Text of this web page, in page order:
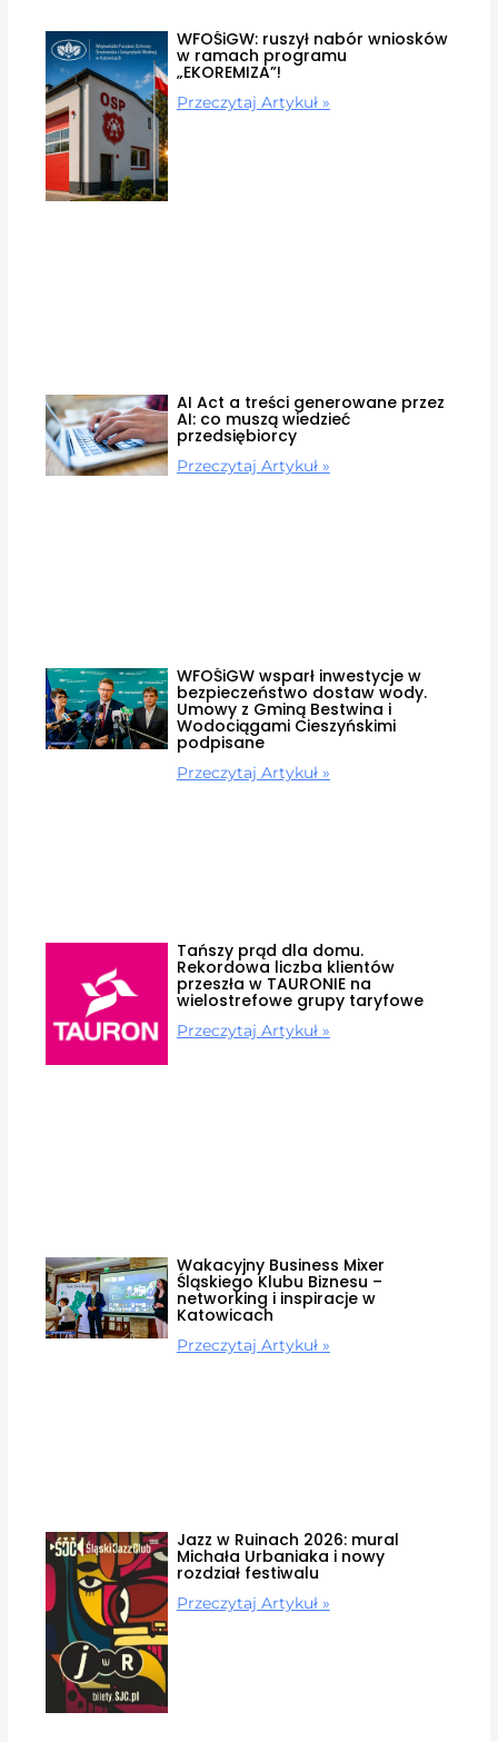
WFOŚiGW: ruszył nabór wniosków
w ramach programu
„EKOREMIZA”!
Przeczytaj Artykuł »
AI Act a treści generowane przez
AI: co muszą wiedzieć
przedsiębiorcy
Przeczytaj Artykuł »
WFOŚiGW wsparł inwestycje w
bezpieczeństwo dostaw wody.
Umowy z Gminą Bestwina i
Wodociągami Cieszyńskimi
podpisane
Przeczytaj Artykuł »
Tańszy prąd dla domu.
Rekordowa liczba klientów
przeszła w TAURONIE na
wielostrefowe grupy taryfowe
Przeczytaj Artykuł »
Wakacyjny Business Mixer
Śląskiego Klubu Biznesu –
networking i inspiracje w
Katowicach
Przeczytaj Artykuł »
Jazz w Ruinach 2026: mural
Michała Urbaniaka i nowy
rozdział festiwalu
Przeczytaj Artykuł »